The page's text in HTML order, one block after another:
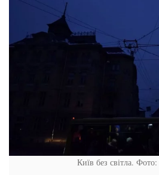
Київ без світла.